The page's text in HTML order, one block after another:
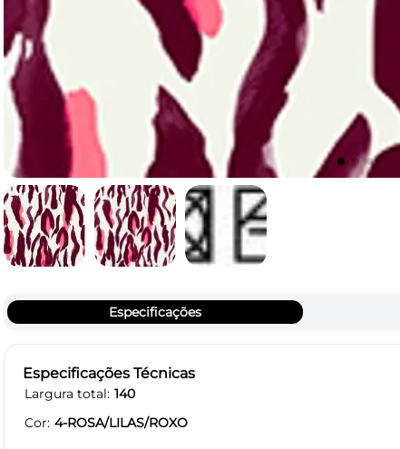
Especificações
Especificações Técnicas
Largura total 140
Cor 4-ROSA/LILAS/ROXO